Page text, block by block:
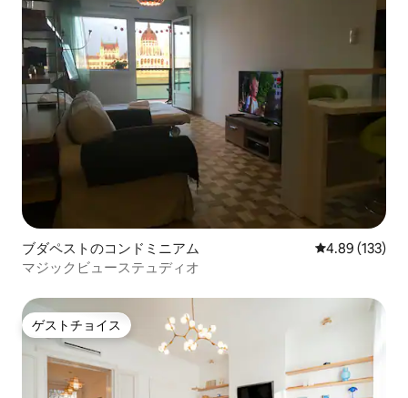
ブダペストのコンドミニアム レビュー133
4.89 (133)
マジックビューステュディオ
ゲストチョイス
ゲストチョイス